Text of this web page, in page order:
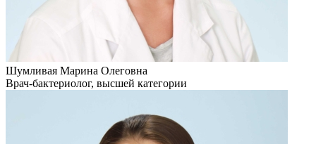
Шумливая Марина Олеговна
Врач-бактериолог, высшей категории